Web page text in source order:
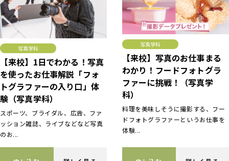
写真学科
【来校】1日でわかる！写真
を使ったお仕事解説「フォ
トグラファーの入り口」体
験（写真学科）
スポーツ、ブライダル、広告、ファ
ッション雑誌、ライブなどなど写真
のお...
写真学科
【来校】写真のお仕事まる
わかり！フードフォトグラ
ファーに挑戦！（写真学
科）
料理を美味しそうに撮影する、フー
ドフォトグラファーというお仕事を
体験...